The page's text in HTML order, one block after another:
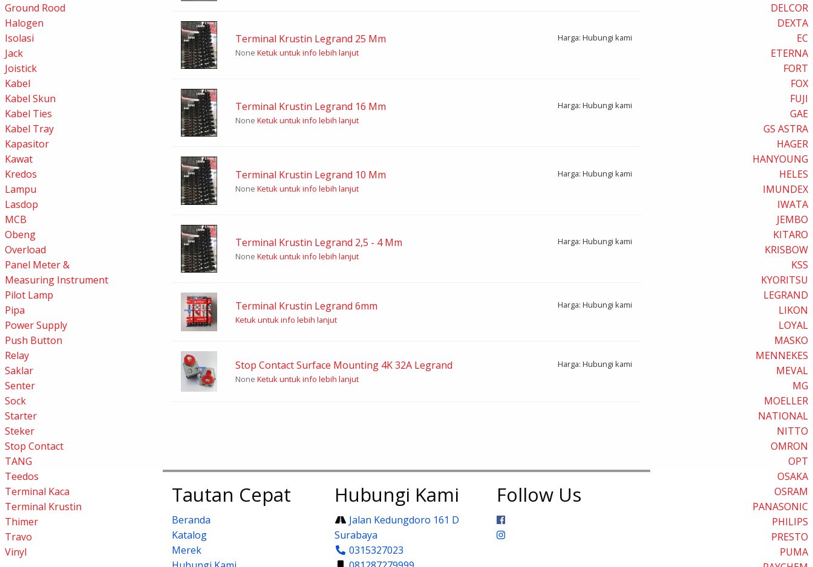
Ground Rood
Halogen
Isolasi
Jack
Joistick
Kabel
Kabel Skun
Kabel Ties
Kabel Tray
Kapasitor
Kawat
Kredos
Lampu
Lasdop
MCB
Obeng
Overload
Panel Meter &
Measuring Instrument
Pilot Lamp
Pipa
Power Supply
Push Button
Relay
Saklar
Senter
Sock
Starter
Steker
Stop Contact
TANG
Teedos
Terminal Kaca
Terminal Krustin
Thimer
Travo
Vinyl
DELCOR
DEXTA
EC
ETERNA
FORT
FOX
FUJI
GAE
GS ASTRA
HAGER
HANYOUNG
HELES
IMUNDEX
IWATA
JEMBO
KITARO
KRISBOW
KSS
KYORITSU
LEGRAND
LIKON
LOYAL
MASKO
MENNEKES
MEVAL
MG
MOELLER
NATIONAL
NITTO
OMRON
OPT
OSAKA
OSRAM
PANASONIC
PHILIPS
PRESTO
PUMA
Terminal Krustin Legrand 25 Mm
Harga: Hubungi kami
None Ketuk untuk info lebih lanjut
Terminal Krustin Legrand 16 Mm
Harga: Hubungi kami
None Ketuk untuk info lebih lanjut
Terminal Krustin Legrand 10 Mm
Harga: Hubungi kami
None Ketuk untuk info lebih lanjut
Terminal Krustin Legrand 2,5 - 4 Mm
Harga: Hubungi kami
None Ketuk untuk info lebih lanjut
Terminal Krustin Legrand 6mm
Harga: Hubungi kami
Ketuk untuk info lebih lanjut
Stop Contact Surface Mounting 4K 32A Legrand
Harga: Hubungi kami
None Ketuk untuk info lebih lanjut
Tautan Cepat
Beranda
Katalog
Merek
Hubungi Kami
Jalan Kedungdoro 161 D
Surabaya
0315327023
Follow Us